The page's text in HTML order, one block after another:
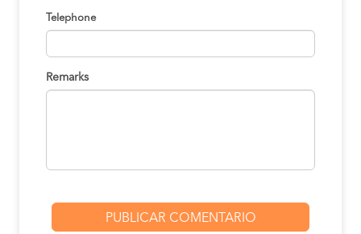
Telephone
Remarks